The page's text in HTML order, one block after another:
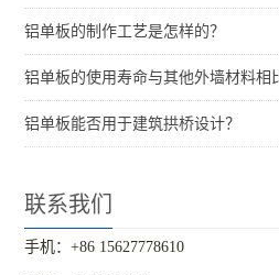
铝单板的制作工艺是怎样的？
铝单板的使用寿命与其他外墙材料相
铝单板能否用于建筑拱桥设计？
联系我们
手机：+86 15627778610